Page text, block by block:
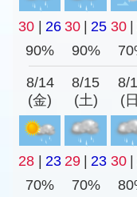
30 | 26 30 | 25 30 |
90%
90%
8/14
(金)
8/15
(土)
8/
(
28 | 23 29 | 23 30 |
70%
70%